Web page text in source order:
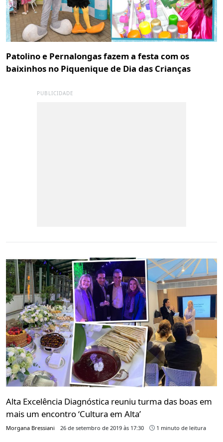
Patolino e Pernalongas fazem a festa com os
baixinhos no Piquenique de Dia das Crianças
PUBLICIDADE
Alta Excelência Diagnóstica reuniu turma das boas em
mais um encontro ‘Cultura em Alta’
Morgana Bressiani 26 de setembro de 2019 às 17:30 1 minuto de leitura